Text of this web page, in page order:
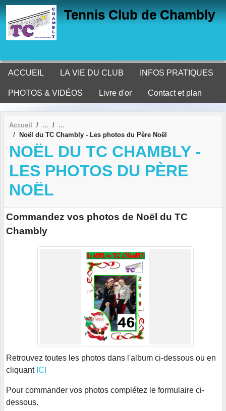
Tennis Club de Chambly
ACCUEIL LA VIE DU CLUB INFOS PRATIQUES
PHOTOS & VIDÉOS Livre d'or Contact et plan
Accueil
Noël du TC Chambly - Les photos du Père Noël
NOËL DU TC CHAMBLY -
LES PHOTOS DU PÈRE
NOËL
Commandez vos photos de Noël du TC
Chambly
Retrouvez toutes les photos dans l'album ci-dessous ou en
cliquant ICI
Pour commander vos photos complétez le formulaire ci-
dessous.
Panneau de gestion des cookies